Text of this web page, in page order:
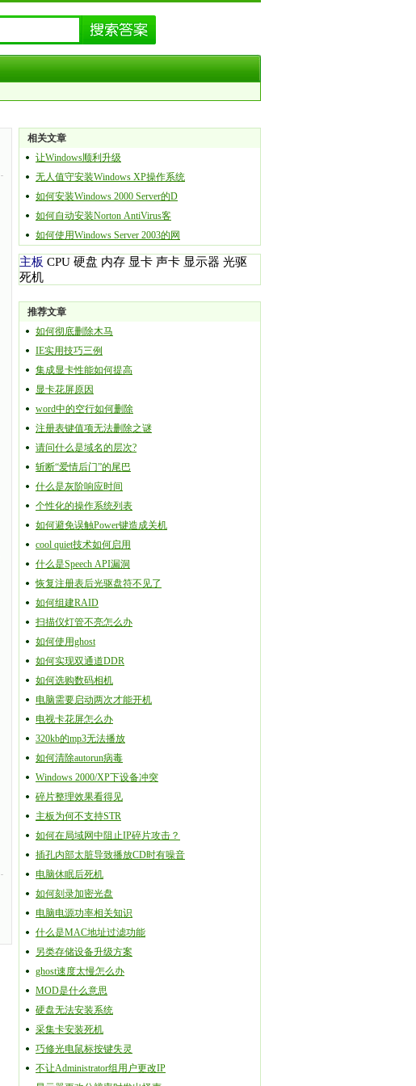
相关文章
让Windows顺利升级
无人值守安装Windows XP操作系统
如何安装Windows 2000 Server的D
如何自动安装Norton AntiVirus客
如何使用Windows Server 2003的网
主板 CPU 硬盘 内存 显卡 声卡 显示器 光驱
死机
推荐文章
如何彻底删除木马
IE实用技巧三例
集成显卡性能如何提高
显卡花屏原因
word中的空行如何删除
注册表键值项无法删除之谜
请问什么是域名的层次?
斩断“爱情后门”的尾巴
什么是灰阶响应时间
个性化的操作系统列表
如何避免误触Power键造成关机
cool quiet技术如何启用
什么是Speech API漏洞
恢复注册表后光驱盘符不见了
如何组建RAID
扫描仪灯管不亮怎么办
如何使用ghost
如何实现双通道DDR
如何选购数码相机
电脑需要启动两次才能开机
电视卡花屏怎么办
320kb的mp3无法播放
如何清除autorun病毒
Windows 2000/XP下设备冲突
碎片整理效果看得见
主板为何不支持STR
如何在局域网中阻止IP碎片攻击？
插孔内部太脏导致播放CD时有噪音
电脑休眠后死机
如何刻录加密光盘
电脑电源功率相关知识
什么是MAC地址过滤功能
另类存储设备升级方案
ghost速度太慢怎么办
MOD是什么意思
硬盘无法安装系统
采集卡安装死机
巧修光电鼠标按键失灵
不让Administrator组用户更改IP